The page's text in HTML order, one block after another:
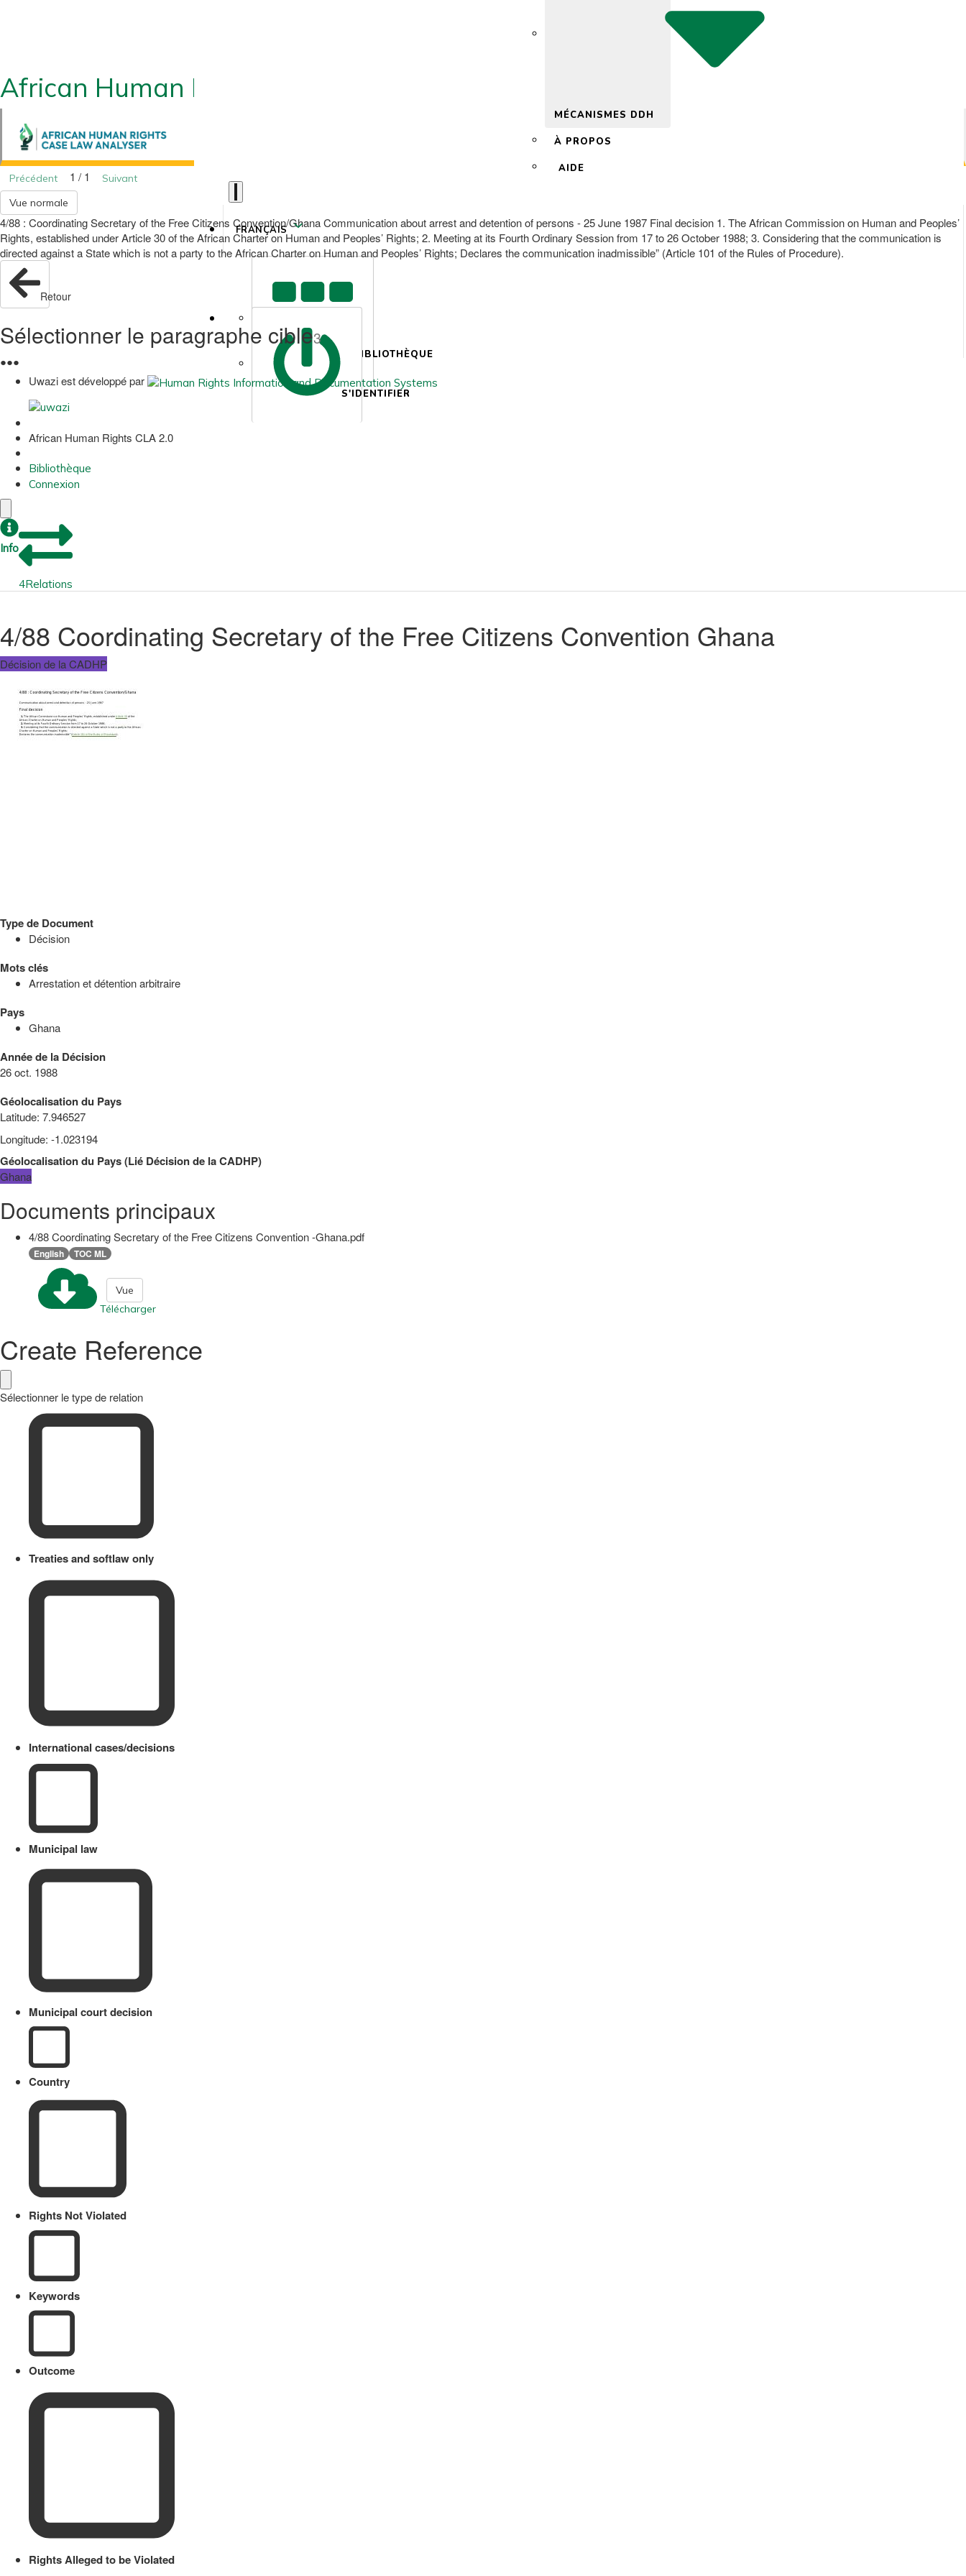
African Human Rights CLA 2.0
MÉCANISMES DDH
À PROPOS
AIDE
FRANÇAIS
BIBLIOTHÈQUE
S'IDENTIFIER
Précédent 1 / 1
Suivant
Vue normale
4/88 : Coordinating Secretary of the Free Citizens Convention/Ghana Communication about arrest and detention of persons - 25 June 1987 Final decision 1. The African Commission on Human and Peoples’
Rights, established under Article 30 of the African Charter on Human and Peoples’ Rights; 2. Meeting at its Fourth Ordinary Session from 17 to 26 October 1988; 3. Considering that the communication is
directed against a State which is not a party to the African Charter on Human and Peoples’ Rights; Declares the communication inadmissible” (Article 101 of the Rules of Procedure).
Retour
Sélectionner le paragraphe cible3
●●●
Uwazi est développé par
African Human Rights CLA 2.0
Bibliothèque
Connexion
Info
4Relations
4/88 Coordinating Secretary of the Free Citizens Convention Ghana
Décision de la CADHP
Type de Document
Décision
Mots clés
Arrestation et détention arbitraire
Pays
Ghana
Année de la Décision
26 oct. 1988
Géolocalisation du Pays
Latitude: 7.946527
Longitude: -1.023194
Géolocalisation du Pays(Lié Décision de la CADHP)
Ghana
Documents principaux
4/88 Coordinating Secretary of the Free Citizens Convention -Ghana.pdf
English TOC ML
Télécharger
Vue
Create Reference
Sélectionner le type de relation
Treaties and softlaw only
International cases/decisions
Municipal law
Municipal court decision
Country
Rights Not Violated
Keywords
Outcome
Rights Alleged to be Violated